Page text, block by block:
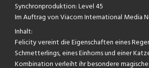
Synchronproduktion: Level 45
Im Auftrag von Viacom International Media
Inhalt:
Felicity vereint die Eigenschaften eines
Schmetterlings, eines Einhorns und einer
Kombination verleiht ihr besondere